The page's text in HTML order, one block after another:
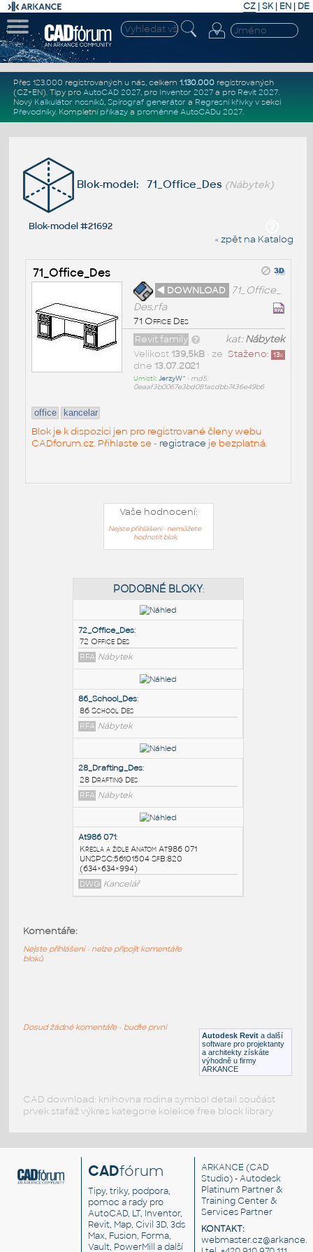
CZ | SK| EN | DE
Přes 123.000 registrovaných u nás, celkem 1.130.000registrovaných
(CZ+EN). Tipy pro AutoCAD 2027, pro Inventor 2027a pro Revit 2027.
Nový Kalkulátor nosníků, Spirograf generátor a Regresní křivkyv sekci
Převodníky. Kompletní příkazya proměnné AutoCADu 2027.
Blok-model: 71_Office_Des (Nábytek)
Blok-model #21692
« zpět na Katalog
71_Office_Des
◄ DOWNLOAD 71_Office_
Des.rfa
71 Office Des
kat:Nábytek
Revit family
Staženo: 13x
Velikost 139,5kB• ze
dne 13.07.2021
Umístil:JerzyW^ • md5:
0eaaf3b0067e3bd081acdbb7436e49b6
office kancelar
Blok je k dispozici jen pro registrované členy webu
CADforum.cz. Přihlaste se - registrace je bezplatná.
Vaše hodnocení:
Nejste přihlášeni - nemůžete
hodnotit blok
PODOBNÉ BLOKY
72_Office_Des:
72 Office Des
RFA Nábytek
86_School_Des:
86 School Des
RFA Nábytek
(634×634×994)
Autodesk Revit a další
software pro projektanty
a architekty získáte
výhodně u firmy
ARKANCE
Komentáře:
Nejste přihlášeni - nelze připojit komentáře
bloků
Dosud žádné komentáře - buďte první
CAD download: knihovna rodina symbol detail součást
prvek stafáž výkres kategorie kolekce free block library
CADfórum
Tipy, triky, podpora,
pomoc a rady pro
AutoCAD, LT, Inventor,
Revit, Map, Civil 3D, 3ds
Max, Fusion, Forma,
Vault, PowerMill a další
ARKANCE (CAD
Studio) - Autodesk
Platinum Partner &
Training Center &
Services Partner
KONTAKT: